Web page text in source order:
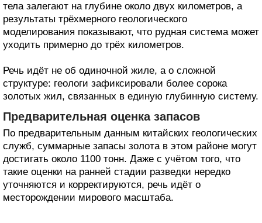
тела залегают на глубине около двух километров, а
результаты трёхмерного геологического
моделирования показывают, что рудная система может
уходить примерно до трёх километров.
Речь идёт не об одиночной жиле, а о сложной
структуре: геологи зафиксировали более сорока
золотых жил, связанных в единую глубинную систему.
Предварительная оценка запасов
По предварительным данным китайских геологических
служб, суммарные запасы золота в этом районе могут
достигать около 1100 тонн. Даже с учётом того, что
такие оценки на ранней стадии разведки нередко
уточняются и корректируются, речь идёт о
месторождении мирового масштаба.